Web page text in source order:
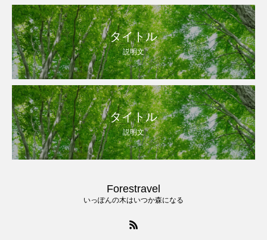
タイトル
説明文
タイトル
説明文
Forestravel
いっぽんの木はいつか森になる